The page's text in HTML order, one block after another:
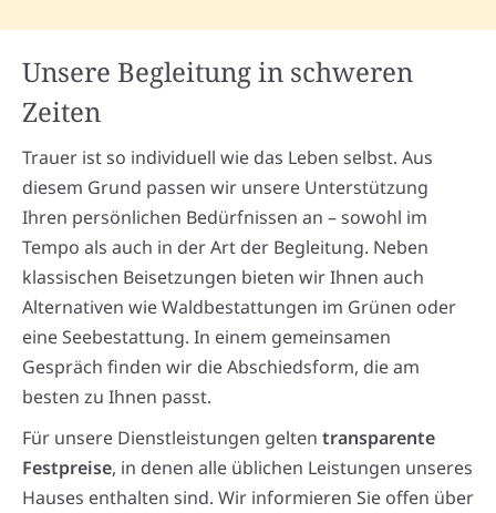
Unsere Begleitung in schweren
Zeiten
Trauer ist so individuell wie das Leben selbst. Aus
diesem Grund passen wir unsere Unterstützung
Ihren persönlichen Bedürfnissen an – sowohl im
Tempo als auch in der Art der Begleitung. Neben
klassischen Beisetzungen bieten wir Ihnen auch
Alternativen wie Waldbestattungen im Grünen oder
eine Seebestattung. In einem gemeinsamen
Gespräch finden wir die Abschiedsform, die am
besten zu Ihnen passt.
Für unsere Dienstleistungen gelten transparente
Festpreise, in denen alle üblichen Leistungen unseres
Hauses enthalten sind. Wir informieren Sie offen über